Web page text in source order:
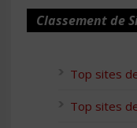
Classement de
Top sites
Top sites